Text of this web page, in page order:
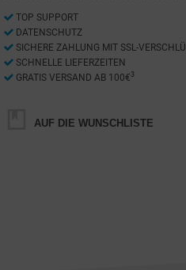
TOP SUPPORT
DATENSCHUTZ
SICHERE ZAHLUNG MIT SSL-
SCHNELLE LIEFERZEITEN
GRATIS VERSAND AB 100€ 3
AUF DIE WUNSCHLISTE